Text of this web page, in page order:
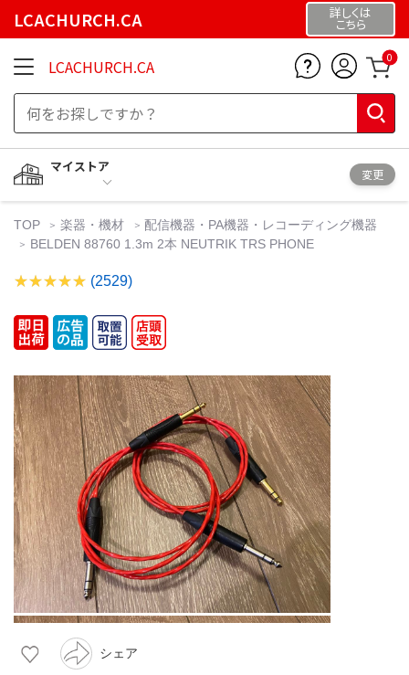
LCACHURCH.CA 詳しくは
こちら
LCACHURCH.CA 0
マイストア
変更
TOP 楽器・機材
配信機器・PA機器・レコーディング機器
BELDEN 88760 1.3m 2本 NEUTRIK TRS PHONE
(2529)
シェア